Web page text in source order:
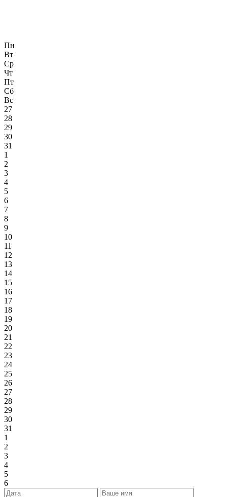
Пн
Вт
Ср
Чт
Пт
Сб
Вс
27
28
29
30
31
1
2
3
4
5
6
7
8
9
10
11
12
13
14
15
16
17
18
19
20
21
22
23
24
25
26
27
28
29
30
31
1
2
3
4
5
6